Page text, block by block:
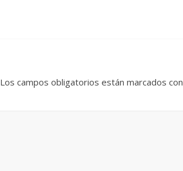
Los campos obligatorios están marcados con